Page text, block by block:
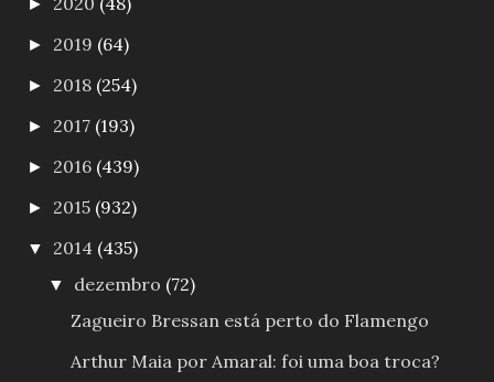
►
► 2019 (64)
► 2018 (254)
► 2017 (193)
► 2016 (439)
► 2015 (932)
▼ 2014 (435)
▼ dezembro (72)
Zagueiro Bressan está perto do Flamengo
Arthur Maia por Amaral: foi uma boa troca?